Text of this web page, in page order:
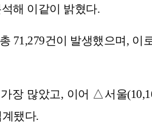
해 이같이 밝혔다.
71,279건이 발생했으며, 이
장 많았고, 이어 △서울
됐다.